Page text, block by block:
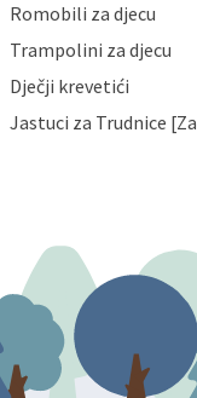
Romobili za djecu
Trampolini za djecu
Dječji krevetići
Jastuci za Trudnice